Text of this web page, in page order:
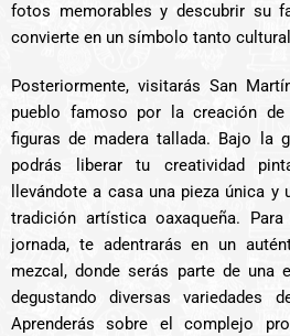
fotos memorables y descubrir su
convierte en un símbolo tanto
Posteriormente, visitarás San
pueblo famoso por la creación de
figuras de madera tallada. Bajo la
podrás liberar tu creatividad
llevándote a casa una pieza única
tradición artística oaxaqueña.
jornada, te adentrarás en un
mezcal, donde serás parte de una
degustando diversas variedades
Aprenderás sobre el complejo